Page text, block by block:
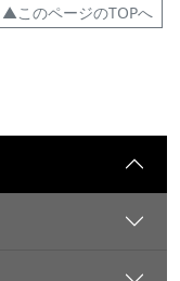
▲このページのTOPへ